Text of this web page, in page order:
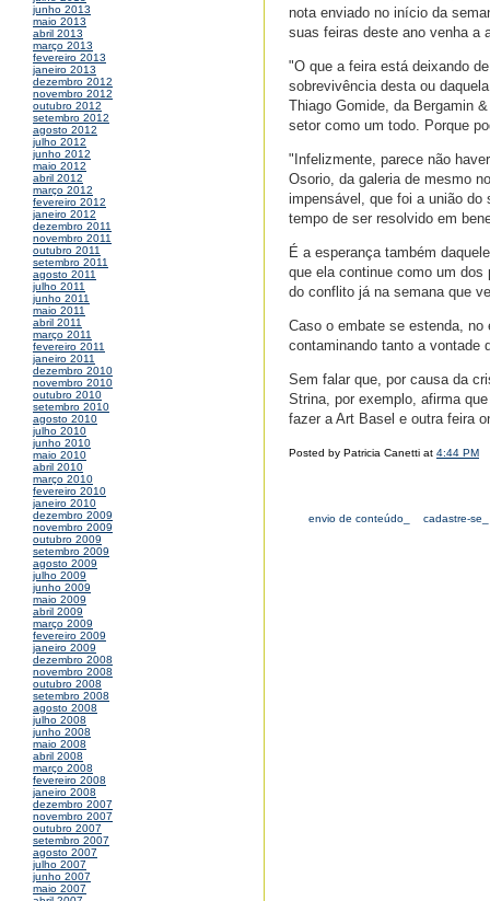
junho 2013
maio 2013
abril 2013
março 2013
fevereiro 2013
janeiro 2013
dezembro 2012
novembro 2012
outubro 2012
setembro 2012
agosto 2012
julho 2012
junho 2012
maio 2012
abril 2012
março 2012
fevereiro 2012
janeiro 2012
dezembro 2011
novembro 2011
outubro 2011
setembro 2011
agosto 2011
julho 2011
junho 2011
maio 2011
abril 2011
março 2011
fevereiro 2011
janeiro 2011
dezembro 2010
novembro 2010
outubro 2010
setembro 2010
agosto 2010
julho 2010
junho 2010
maio 2010
abril 2010
março 2010
fevereiro 2010
janeiro 2010
dezembro 2009
novembro 2009
outubro 2009
setembro 2009
agosto 2009
julho 2009
junho 2009
maio 2009
abril 2009
março 2009
fevereiro 2009
janeiro 2009
dezembro 2008
novembro 2008
outubro 2008
setembro 2008
agosto 2008
julho 2008
junho 2008
maio 2008
abril 2008
março 2008
fevereiro 2008
janeiro 2008
dezembro 2007
novembro 2007
outubro 2007
setembro 2007
agosto 2007
julho 2007
junho 2007
maio 2007
nota enviado no início da
suas feiras deste ano venha a
"O que a feira está deixando
sobrevivência desta ou
Thiago Gomide, da Bergamin
setor como um todo. Porque
"Infelizmente, parece não
Osorio, da galeria de mesmo
impensável, que foi a união do
tempo de ser resolvido em
É a esperança também
que ela continue como um
do conflito já na semana que
Caso o embate se estenda,
contaminando tanto a vontade
Sem falar que, por causa da
Strina, por exemplo, afirma
fazer a Art Basel e outra feira
Posted by Patricia Canetti at 4:44 PM
envio de conteúdo_ cadastre-se_